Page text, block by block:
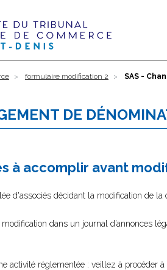
formulaire modification 2 SAS -
DE
à accomplir avant
d'associés décidant la modification de
dans un journal d’annonces
activité réglementée : veillez à procéder